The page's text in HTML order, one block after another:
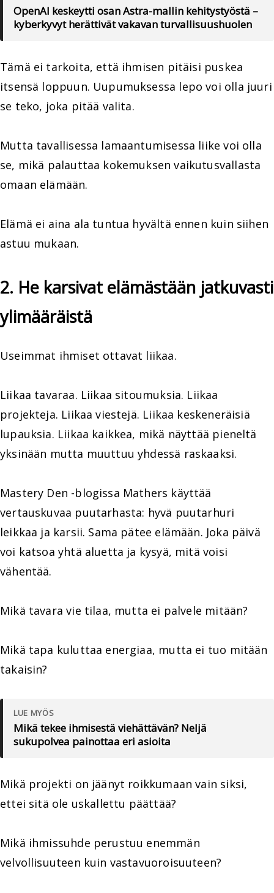
OpenAI keskeytti osan Astra-mallin kehitystyöstä –
kyberkyvyt herättivät vakavan turvallisuushuolen
Tämä ei tarkoita, että ihmisen pitäisi puskea
itsensä loppuun. Uupumuksessa lepo voi olla juuri
se teko, joka pitää valita.
Mutta tavallisessa lamaantumisessa liike voi olla
se, mikä palauttaa kokemuksen vaikutusvallasta
omaan elämään.
Elämä ei aina ala tuntua hyvältä ennen kuin siihen
astuu mukaan.
2. He karsivat elämästään jatkuvasti
ylimääräistä
Useimmat ihmiset ottavat liikaa.
Liikaa tavaraa. Liikaa sitoumuksia. Liikaa
projekteja. Liikaa viestejä. Liikaa keskeneräisiä
lupauksia. Liikaa kaikkea, mikä näyttää pieneltä
yksinään mutta muuttuu yhdessä raskaaksi.
Mastery Den -blogissa Mathers käyttää
vertauskuvaa puutarhasta: hyvä puutarhuri
leikkaa ja karsii. Sama pätee elämään. Joka päivä
voi katsoa yhtä aluetta ja kysyä, mitä voisi
vähentää.
Mikä tavara vie tilaa, mutta ei palvele mitään?
Mikä tapa kuluttaa energiaa, mutta ei tuo mitään
takaisin?
LUE MYÖS
Mikä tekee ihmisestä viehättävän? Neljä
sukupolvea painottaa eri asioita
Mikä projekti on jäänyt roikkumaan vain siksi,
ettei sitä ole uskallettu päättää?
Mikä ihmissuhde perustuu enemmän
velvollisuuteen kuin vastavuoroisuuteen?